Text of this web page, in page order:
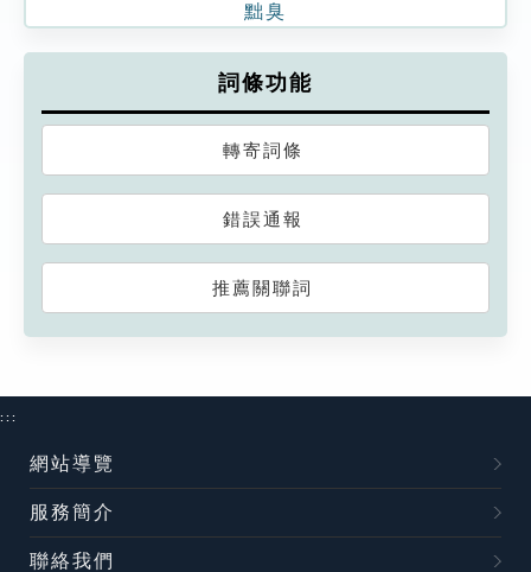
黜臭
詞條功能
轉寄詞條
錯誤通報
推薦關聯詞
:::
網站導覽
服務簡介
聯絡我們